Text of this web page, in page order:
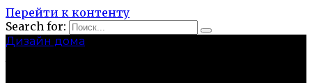
Перейти к контенту
Search for:
Дизайн дома